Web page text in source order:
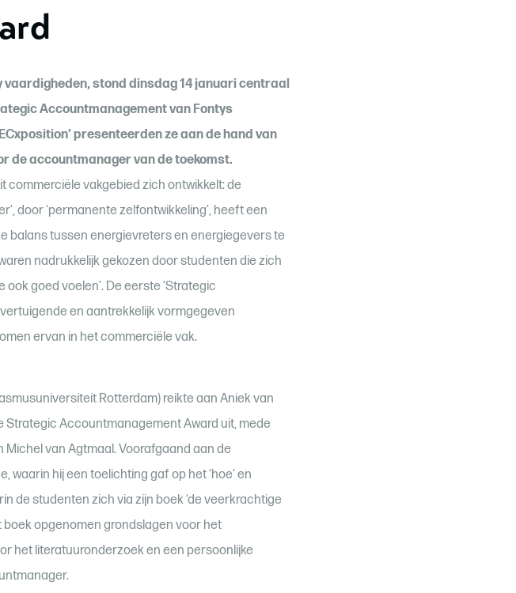
vaardigheden, stond dinsdag 14 januari centraal
Accountmanagement van Fontys
presenteerden ze aan de hand van
de accountmanager van de toekomst.
commerciële vakgebied zich ontwikkelt: de
door ‘permanente zelfontwikkeling’, heeft een
balans tussen energievreters en energiegevers te
nadrukkelijk gekozen door studenten die zich
goed voelen’. De eerste ‘Strategic
en aantrekkelijk vormgegeven
ervan in het commerciële vak.
Rotterdam) reikte aan Aniek van
Strategic Accountmanagement Award uit, mede
van Agtmaal. Voorafgaand aan de
hij een toelichting gaf op het ‘hoe’ en
de studenten zich via zijn boek ‘de veerkrachtige
boek opgenomen grondslagen voor het
het literatuuronderzoek en een persoonlijke